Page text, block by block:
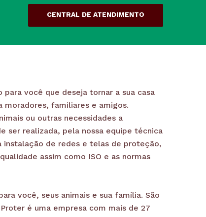
CENTRAL DE ATENDIMENTO
você que deseja tornar a sua casa
familiares e amigos.
ou outras necessidades a
ser realizada, pela nossa equipe técnica
de redes e telas de proteção,
assim como ISO e as normas
você, seus animais e sua família. São
é uma empresa com mais de 27